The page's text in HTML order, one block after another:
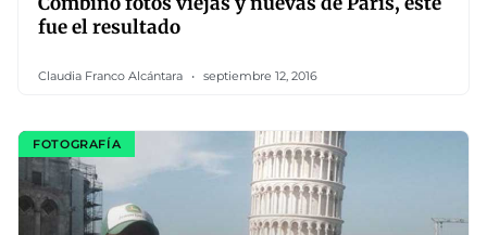
fue el resultado
Claudia Franco Alcántara septiembre 12, 2016
FOTOGRAFÍA